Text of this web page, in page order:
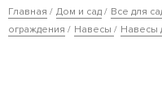
Главная Дом и сад Все для
ограждения
Навесы Навесы